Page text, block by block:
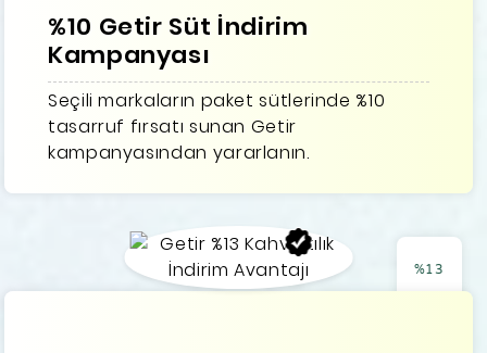
%10 Getir Süt İndirim
Kampanyası
Seçili markaların paket sütlerinde %10
tasarruf fırsatı sunan Getir
kampanyasından yararlanın.
%13